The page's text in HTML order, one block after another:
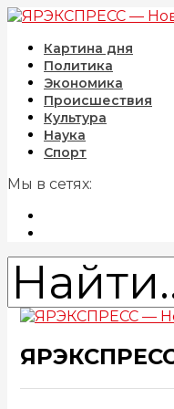
Картина дня
Политика
Экономика
Происшествия
Культура
Наука
Спорт
Мы в сетях: